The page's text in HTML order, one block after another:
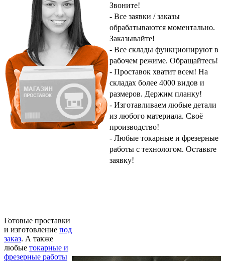
Звоните!
- Все заявки / заказы
обрабатываются моментально.
Заказывайте!
- Все склады функционируют в
рабочем режиме. Обращайтесь!
- Проставок хватит всем! На
складах более 4000 видов и
размеров. Держим планку!
- Изготавливаем любые детали
из любого материала. Своё
производство!
- Любые токарные и фрезерные
работы с технологом. Оставьте
заявку!
Готовые проставки
и изготовление под
заказ. А также
любые токарные и
фрезерные работы